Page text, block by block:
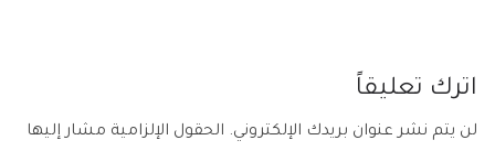
اترك تعليقاً
لن يتم نشر عنوان بريدك الإلكتروني. الحقول الإلزامية مشار إليها